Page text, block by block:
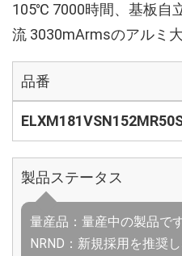
105℃ 7000時間、基板自
流 3030mArmsのアルミ
品番
製品ステータス
量産品：量産中の製品です
NRND：新規採用を推奨